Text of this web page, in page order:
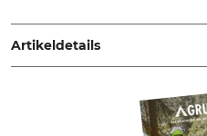
Germany, www.oekobuch.de
Artikeldetails